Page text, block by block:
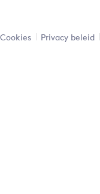
Cookies Privacy beleid